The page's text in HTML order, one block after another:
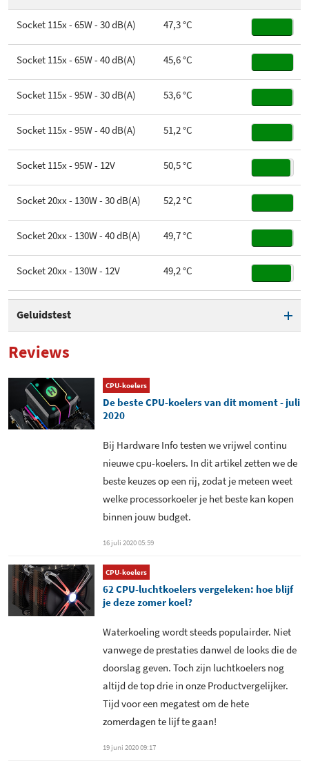
Socket AM4
Socket AM5
Socket SP3/TR4
Hoogte 16,2 cm
Breedte 13,6 cm
Diepte 14,6 cm
Meegeleverde koelpasta Koelpasta grijs
Ball / Sleeve Bearing Fluid Dynamic Bearing
Socket 115x - 65W - 30 dB(A) 47,3 °C
Socket 115x - 65W - 40 dB(A) 45,6 °C
Socket 115x - 95W - 30 dB(A) 53,6 °C
Socket 115x - 95W - 40 dB(A) 51,2 °C
Socket 115x - 95W - 12V 50,5 °C
Socket 20xx - 130W - 30 dB(A) 52,2 °C
Socket 20xx - 130W - 40 dB(A) 49,7 °C
Socket 20xx - 130W - 12V 49,2 °C
Geluidstest
Voltage fans bij 30 dB(A)
Voltage fans bij 40 dB(A)
Geluidsproductie 12V+12V (10
cm.)
42 dB(A)
Geluidsproductie low-speed
26 dB(A)
Reviews
CPU-koelers
De beste CPU-koelers van dit moment - juli
2020
Bij Hardware Info testen we vrijwel continu
nieuwe cpu-koelers. In dit artikel zetten we de
beste keuzes op een rij, zodat je meteen weet
welke processorkoeler je het beste kan kopen
binnen jouw budget.
16 juli 2020 05:59
CPU-koelers
62 CPU-luchtkoelers vergeleken: hoe blijf
je deze zomer koel?
Waterkoeling wordt steeds populairder. Niet
vanwege de prestaties danwel de looks die de
doorslag geven. Toch zijn luchtkoelers nog
altijd de top drie in onze Productvergelijker.
Tijd voor een megatest om de hete
zomerdagen te lijf te gaan!
19 juni 2020 09:17